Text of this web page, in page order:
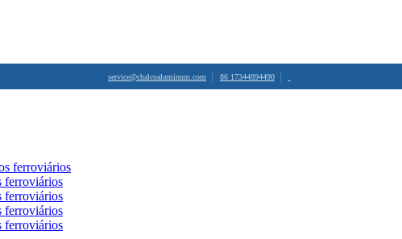
service@chalcoaluminum.com 86 17344894490
ferroviários
ferroviários
ferroviários
ferroviários
ferroviários